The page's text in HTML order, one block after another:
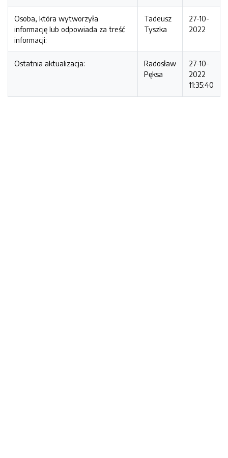
Osoba, która wytworzyła
informację lub odpowiada za treść
informacji:
Tadeusz
Tyszka
27-10-
2022
Ostatnia aktualizacja:
Radosław
Pęksa
27-10-
2022
11:35:40